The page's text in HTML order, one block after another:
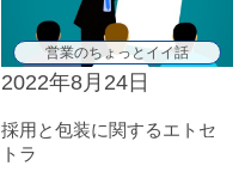
営業のちょっとイイ話
2022年8月24日
採用と包装に関するエトセ
トラ